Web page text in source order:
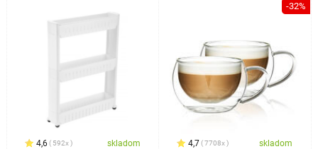
4,6 592x skladom
-32%
4,7 7708x skladom